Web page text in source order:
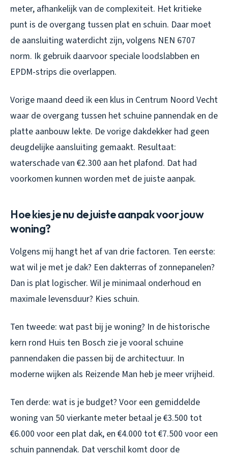
meter, afhankelijk van de complexiteit. Het kritieke
punt is de overgang tussen plat en schuin. Daar moet
de aansluiting waterdicht zijn, volgens NEN 6707
norm. Ik gebruik daarvoor speciale loodslabben en
EPDM-strips die overlappen.
Vorige maand deed ik een klus in Centrum Noord Vecht
waar de overgang tussen het schuine pannendak en de
platte aanbouw lekte. De vorige dakdekker had geen
deugdelijke aansluiting gemaakt. Resultaat:
waterschade van €2.300 aan het plafond. Dat had
voorkomen kunnen worden met de juiste aanpak.
Hoe kies je nu de juiste aanpak voor jouw
woning?
Volgens mij hangt het af van drie factoren. Ten eerste:
wat wil je met je dak? Een dakterras of zonnepanelen?
Dan is plat logischer. Wil je minimaal onderhoud en
maximale levensduur? Kies schuin.
Ten tweede: wat past bij je woning? In de historische
kern rond Huis ten Bosch zie je vooral schuine
pannendaken die passen bij de architectuur. In
moderne wijken als Reizende Man heb je meer vrijheid.
Ten derde: wat is je budget? Voor een gemiddelde
woning van 50 vierkante meter betaal je €3.500 tot
€6.000 voor een plat dak, en €4.000 tot €7.500 voor een
schuin pannendak. Dat verschil komt door de